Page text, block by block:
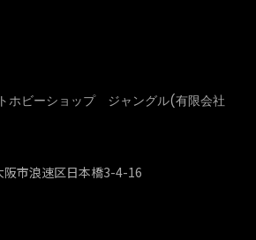
ホビーショップ ジャングル(有限会社
市浪速区日本橋3-4-16